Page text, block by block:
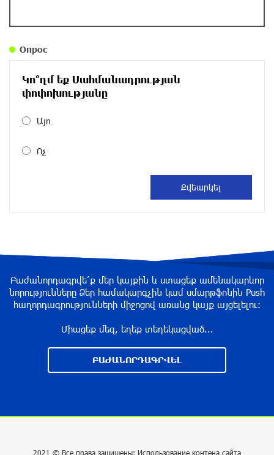
около одного месяца назад
Размик Марукян стал обладателем бронзовой
избежать энергодефицита в Армении: Алексей
около одного месяца назад
На автодороге Ереван-Севан произошел
около одного месяца назад
Оппозиция Грузии отказалась от мандатов и
Опрос
Կո՞ղմ եք Սահմանադրության
փոփոխությանը
Այո
Ոչ
Բաժանորդագրվե՛ք մեր կայքին և ստացեք ամենակարևոր
նորությունները Ձեր համակարգչին կամ սմարթֆոնին Push
հաղորդագրությունների միջոցով առանց կայք այցելելու։
Միացեք մեզ, եղեք տեղեկացված...
ԲԱԺԱՆՈՐԴԱԳՐՎԵԼ
2021 © Все права защищены: Использование контена сайта